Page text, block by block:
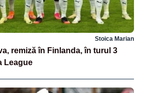
Stoica Marian
remiză în Finlanda, în turul 3
League